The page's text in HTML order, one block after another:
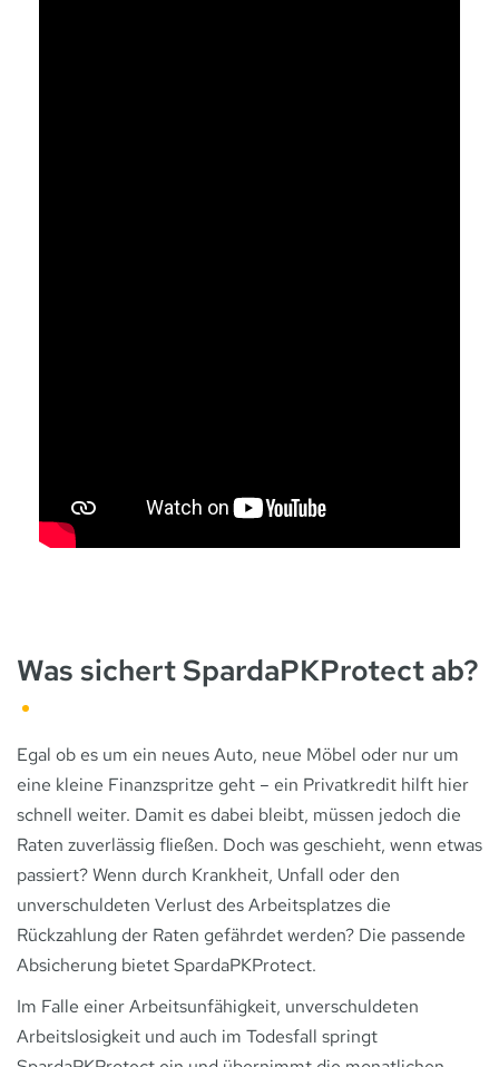
Was sichert SpardaPKProtect ab?
Egal ob es um ein neues Auto, neue Möbel oder nur um
eine kleine Finanzspritze geht – ein Privatkredit hilft hier
schnell weiter. Damit es dabei bleibt, müssen jedoch die
Raten zuverlässig fließen. Doch was geschieht, wenn etwas
passiert? Wenn durch Krankheit, Unfall oder den
unverschuldeten Verlust des Arbeitsplatzes die
Rückzahlung der Raten gefährdet werden? Die passende
Absicherung bietet SpardaPKProtect.
Im Falle einer Arbeitsunfähigkeit, unverschuldeten
Arbeitslosigkeit und auch im Todesfall springt